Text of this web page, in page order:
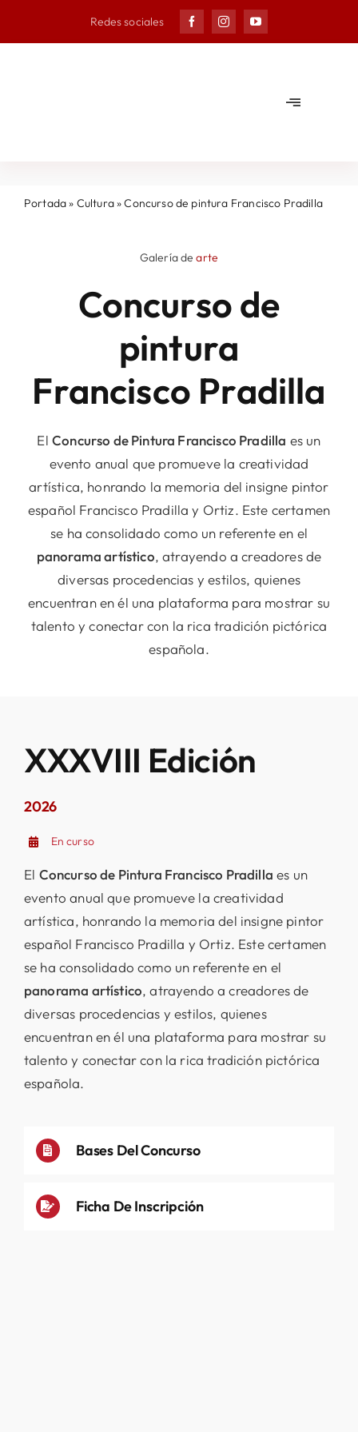
Redes sociales
Toggle
Cultura
Fiestas
Portada» Cultura»Concurso de pintura Francisco Pradilla
Galería dearte
Concurso de
pintura
Francisco Pradilla
El Concurso de Pintura Francisco Pradilla es un
evento anual que promueve la creatividad
artística, honrando la memoria del insigne pintor
español Francisco Pradilla y Ortiz. Este certamen
se ha consolidado como un referente en el
panorama artístico, atrayendo a creadores de
diversas procedencias y estilos, quienes
encuentran en él una plataforma para mostrar su
talento y conectar con la rica tradición pictórica
española.
XXXVIII Edición
2026
En curso
El Concurso de Pintura Francisco Pradilla es un
evento anual que promueve la creatividad
artística, honrando la memoria del insigne pintor
español Francisco Pradilla y Ortiz. Este certamen
se ha consolidado como un referente en el
panorama artístico, atrayendo a creadores de
diversas procedencias y estilos, quienes
encuentran en él una plataforma para mostrar su
talento y conectar con la rica tradición pictórica
española.
Bases Del Concurso
Ficha De Inscripción